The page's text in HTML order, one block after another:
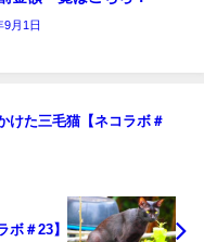
9月1日
けた三毛猫【ネコラボ＃
ボ＃23】